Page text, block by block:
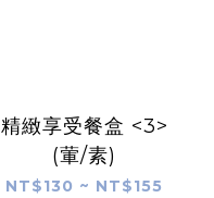
精緻享受餐盒 <3>
(葷/素)
NT$130 ~ NT$155